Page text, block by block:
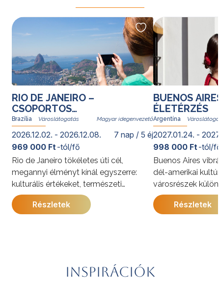
RIO DE JANEIRO –
CSOPORTOS
VÁROSLÁTOGATÁS
Brazília Magyar idegenvezető
2026.12.02. - 2026.12.08. 7 nap / 5 éj
Rio de Janeiro tökéletes úti cél,
megannyi élményt kínál egyszerre:
kulturális értékeket, természeti
kincseket, világhírű strandokat, a
szambát és a bossanovát, izgalmas
További érdekességekért Brazíliáról
969 000 Ft-tól/fő
Részletek
BUENOS
ÉLETÉRZÉS
Argentína
2027.01.24. -
Buenos Aires
dél-amerikai
városrészek
kínálja. A program
megismerkedhet
természeti
vidék hangulata is
998 000 Ft-tól/
Részletek
Inspirációk